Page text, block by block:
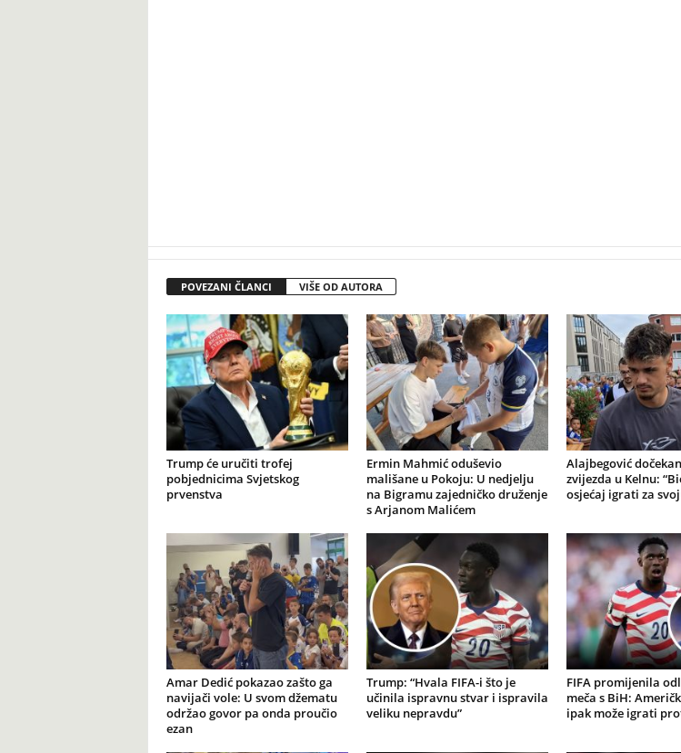
POVEZANI ČLANCI VIŠE OD AUTORA
Trump će uručiti trofej
pobjednicima Svjetskog
prvenstva
Ermin Mahmić oduševio
mališane u Pokoju: U nedjelju
na Bigramu zajedničko druženje
s Arjanom Malićem
Alajbegović
zvijezda u Kelnu:
osjećaj igrati za
Amar Dedić pokazao zašto ga
navijači vole: U svom džematu
održao govor pa onda proučio
ezan
Trump: “Hvala FIFA-i što je
učinila ispravnu stvar i ispravila
veliku nepravdu”
FIFA promijenila
meča s BiH:
ipak može igrati